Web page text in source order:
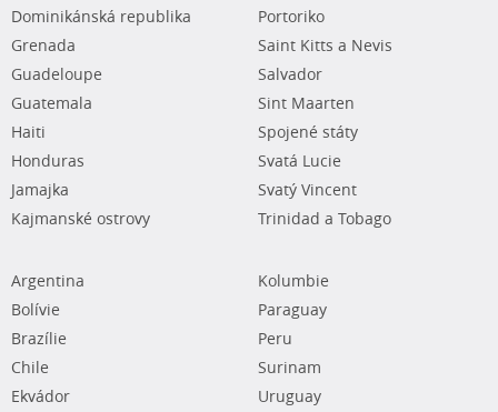
Dominikánská republika
Grenada
Guadeloupe
Guatemala
Haiti
Honduras
Jamajka
Kajmanské ostrovy
Portoriko
Saint Kitts a Nevis
Salvador
Sint Maarten
Spojené státy
Svatá Lucie
Svatý Vincent
Trinidad a Tobago
Argentina
Bolívie
Brazílie
Chile
Ekvádor
Kolumbie
Paraguay
Peru
Surinam
Uruguay